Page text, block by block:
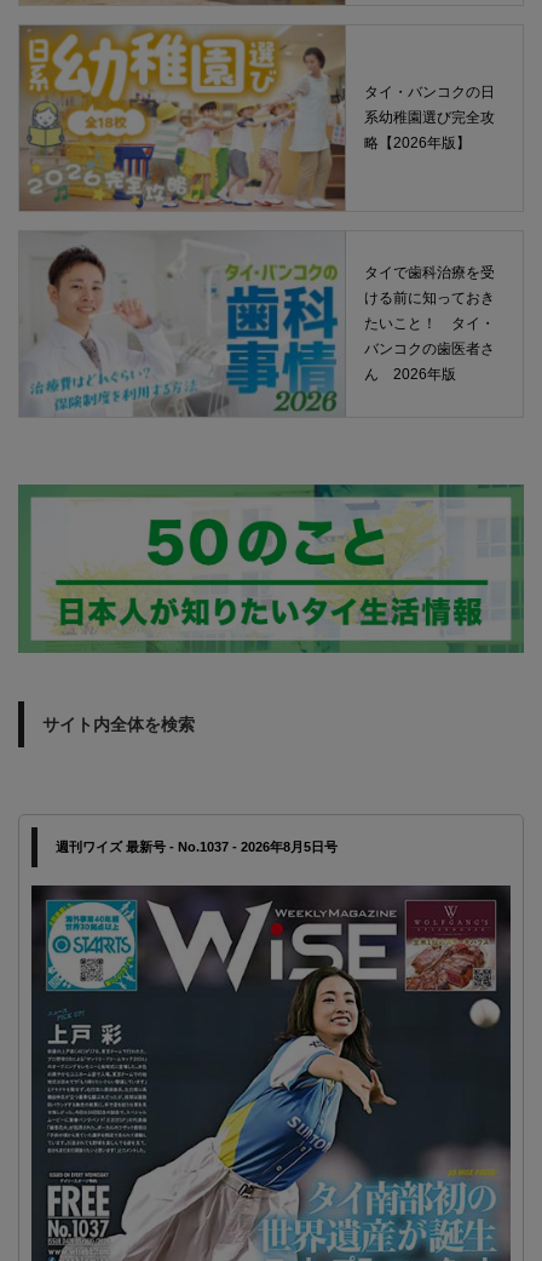
タイ・バンコクの日
系幼稚園選び完全攻
略【2026年版】
タイで歯科治療を受
ける前に知っておき
たいこと！ タイ・
バンコクの歯医者さ
ん 2026年版
サイト内全体を検索
週刊ワイズ 最新号 - No.1037 - 2026年8月5日号